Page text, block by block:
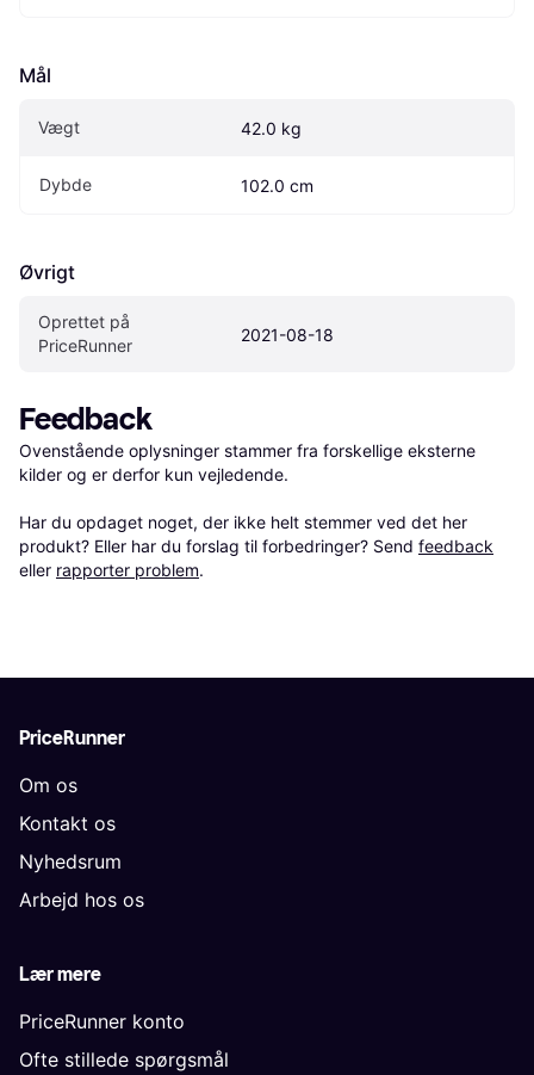
Mål
Vægt 42.0 kg
Dybde 102.0 cm
Øvrigt
Oprettet på
PriceRunner
2021-08-18
Feedback
Ovenstående oplysninger stammer fra forskellige eksterne
kilder og er derfor kun vejledende.
Har du opdaget noget, der ikke helt stemmer ved det her
produkt? Eller har du forslag til forbedringer? Send feedback
eller rapporter problem.
PriceRunner
Om os
Kontakt os
Nyhedsrum
Arbejd hos os
Lær mere
PriceRunner konto
Ofte stillede spørgsmål